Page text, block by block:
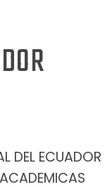
DEL ECUADOR